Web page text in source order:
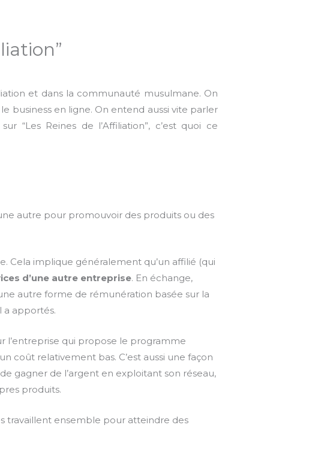
et dans la communauté musulmane. On
business en ligne. On entend aussi vite parler
“Les Reines de l’Affiliation”, c’est quoi ce
autre pour promouvoir des produits ou des
Cela implique généralement qu’un affilié (qui
d’une autre entreprise. En échange,
autre forme de rémunération basée sur la
a apportés.
l’entreprise qui propose le programme
coût relativement bas. C’est aussi une façon
gagner de l’argent en exploitant son réseau,
produits.
travaillent ensemble pour atteindre des